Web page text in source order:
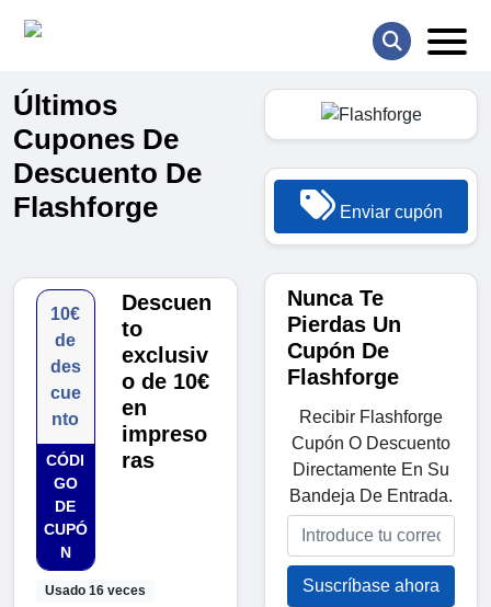
Últimos
Cupones De
Descuento De
Flashforge
10€
de
des
cue
nto
CÓDI
GO
DE
CUPÓ
N
Usado 16 veces
Descuen
to
exclusiv
o de 10€
en
impreso
ras
Enviar cupón
Nunca Te
Pierdas Un
Cupón De
Flashforge
Recibir Flashforge
Cupón O Descuento
Directamente En Su
Bandeja De Entrada.
Suscríbase ahora